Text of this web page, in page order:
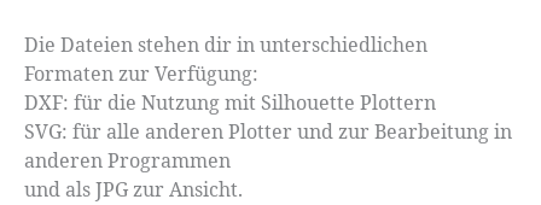
Die Dateien stehen dir in unterschiedlichen
Formaten zur Verfügung:
DXF: für die Nutzung mit Silhouette Plottern
SVG: für alle anderen Plotter und zur Bearbeitung in
anderen Programmen
und als JPG zur Ansicht.